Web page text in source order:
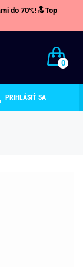
do 70%!🔝Top
0
PRIHLÁSIŤ SA